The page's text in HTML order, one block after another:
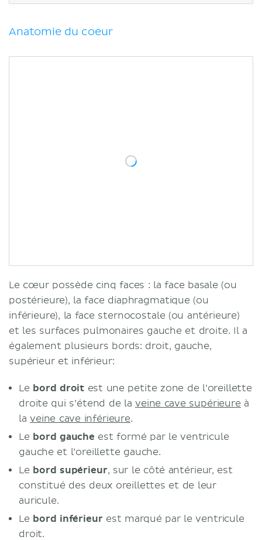
Gros vaisseaux du coeur
Sources
Anatomie du coeur
Le cœur possède cinq faces : la face basale (ou
postérieure), la face diaphragmatique (ou
inférieure), la face sternocostale (ou antérieure)
et les surfaces pulmonaires gauche et droite. Il a
également plusieurs bords: droit, gauche,
supérieur et inférieur:
Le bord droit est une petite zone de l’oreillette
droite qui s’étend de la veine cave supérieure à
laveine cave inférieure.
Le bord gauche est formé par le ventricule
gauche et l’oreillette gauche.
Le bord supérieur, sur le côté antérieur, est
constitué des deux oreillettes et de leur
auricule.
Le bord inférieurest marqué par le ventricule
droit.